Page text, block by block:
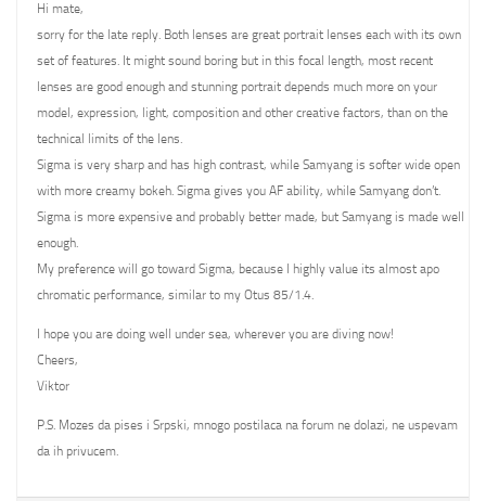
Hi mate,
sorry for the late reply. Both lenses are great portrait lenses each with its own
set of features. It might sound boring but in this focal length, most recent
lenses are good enough and stunning portrait depends much more on your
model, expression, light, composition and other creative factors, than on the
technical limits of the lens.
Sigma is very sharp and has high contrast, while Samyang is softer wide open
with more creamy bokeh. Sigma gives you AF ability, while Samyang don’t.
Sigma is more expensive and probably better made, but Samyang is made well
enough.
My preference will go toward Sigma, because I highly value its almost apo
chromatic performance, similar to my Otus 85/1.4.
I hope you are doing well under sea, wherever you are diving now!
Cheers,
Viktor
P.S. Mozes da pises i Srpski, mnogo postilaca na forum ne dolazi, ne uspevam
da ih privucem.